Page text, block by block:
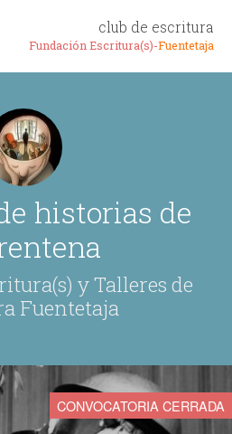
club de escritura
Fundación Escritura(s)-Fuentetaja
historias de
y Talleres de
Fuentetaja
CONVOCATORIA CERRADA